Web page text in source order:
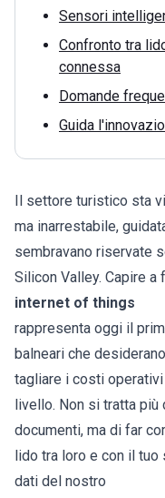
Sensori
Confronto tra
connessa
Domande
Guida
Il settore turistico sta
ma inarrestabile,
sembravano riservate
Silicon Valley. Capire a
internet of things
rappresenta oggi il
balneari che
tagliare i costi
livello. Non si tratta
documenti, ma di far
lido tra loro e con il
dati del nostro